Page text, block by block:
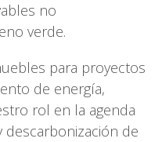
no
verde.
para proyectos
de energía,
rol en la agenda
descarbonización de